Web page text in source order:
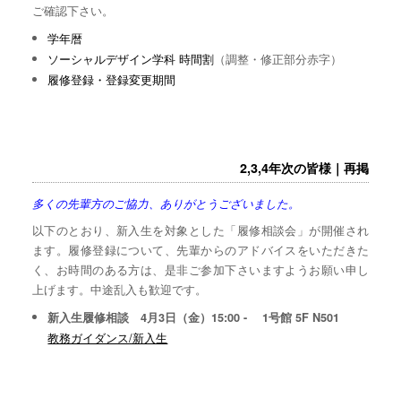
ご確認下さい。
学年暦
ソーシャルデザイン学科 時間割 （調整・修正部分赤字）
履修登録・登録変更期間
2,3,4年次の皆様｜再掲
多くの先輩方のご協力、ありがとうございました。
以下のとおり、新入生を対象とした「履修相談会」が開催され
ます。履修登録について、先輩からのアドバイスをいただきた
く、お時間のある方は、是非ご参加下さいますようお願い申し
上げます。中途乱入も歓迎です。
新入生履修相談 4月3日（金）15:00 - 1号館 5F N501
教務ガイダンス/新入生